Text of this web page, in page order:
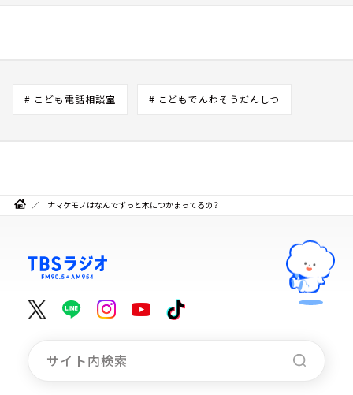
# こども電話相談室 # こどもでんわそうだんしつ
ナマケモノはなんでずっと木につかまってるの？